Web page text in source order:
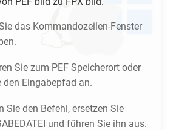
das Kommandozeilen-Fenster
Sie zum PEF Speicherort oder
den Eingabepfad an.
Sie den Befehl, ersetzen Sie
und führen Sie ihn aus.